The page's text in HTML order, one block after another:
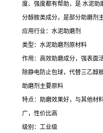
度、强度都有帮助，是 水泥助
分醇胺类成分，是部分助磨剂
应用行业：水泥助磨剂
类型：水泥助磨剂原材料
作用：高效助磨成分，强表面
除静电防止包球，代替三乙醇
助磨剂主要原料
特点：助磨效果好，与其他材
广，性价比高
级别：工业级